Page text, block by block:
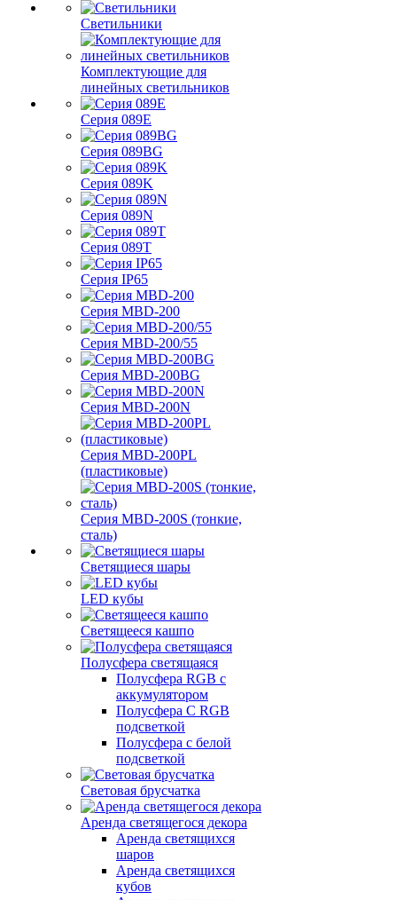
Светильники
Комплектующие для
линейных светильников
Серия 089E
Серия 089BG
Серия 089K
Серия 089N
Серия 089T
Серия IP65
Серия MBD-200
Серия MBD-200/55
Серия MBD-200BG
Серия MBD-200N
Серия MBD-200PL
(пластиковые)
Серия MBD-200S (тонкие,
сталь)
Светящиеся шары
LED кубы
Светящееся кашпо
Полусфера светящаяся
Полусфера RGB с
аккумулятором
Полусфера С RGB
подсветкой
Полусфера с белой
подсветкой
Световая брусчатка
Аренда светящегося декора
Аренда светящихся
шаров
Аренда светящихся
кубов